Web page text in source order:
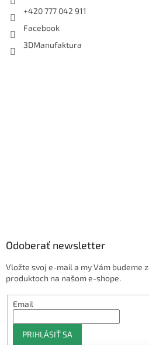
+420 777 042 911
Facebook
3DManufaktura
Odoberať newsletter
Vložte svoj e-mail a my Vám budeme
produktoch na našom e-shope.
Email
PRIHLÁSIŤ SA